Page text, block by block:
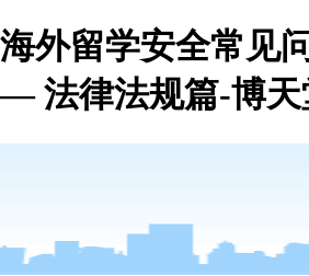
海外留学安全常见
— 法律法规篇-博天